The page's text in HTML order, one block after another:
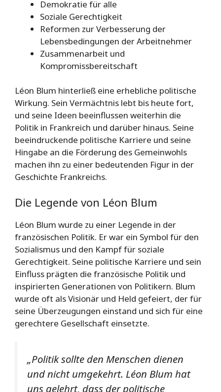
Demokratie für alle
Soziale Gerechtigkeit
Reformen zur Verbesserung der
Lebensbedingungen der Arbeitnehmer
Zusammenarbeit und
Kompromissbereitschaft
Léon Blum hinterließ eine erhebliche politische
Wirkung. Sein Vermächtnis lebt bis heute fort,
und seine Ideen beeinflussen weiterhin die
Politik in Frankreich und darüber hinaus. Seine
beeindruckende politische Karriere und seine
Hingabe an die Förderung des Gemeinwohls
machen ihn zu einer bedeutenden Figur in der
Geschichte Frankreichs.
Die Legende von Léon Blum
Léon Blum wurde zu einer Legende in der
französischen Politik. Er war ein Symbol für den
Sozialismus und den Kampf für soziale
Gerechtigkeit. Seine politische Karriere und sein
Einfluss prägten die französische Politik und
inspirierten Generationen von Politikern. Blum
wurde oft als Visionär und Held gefeiert, der für
seine Überzeugungen einstand und sich für eine
gerechtere Gesellschaft einsetzte.
„Politik sollte den Menschen dienen
und nicht umgekehrt. Léon Blum hat
uns gelehrt, dass der politische